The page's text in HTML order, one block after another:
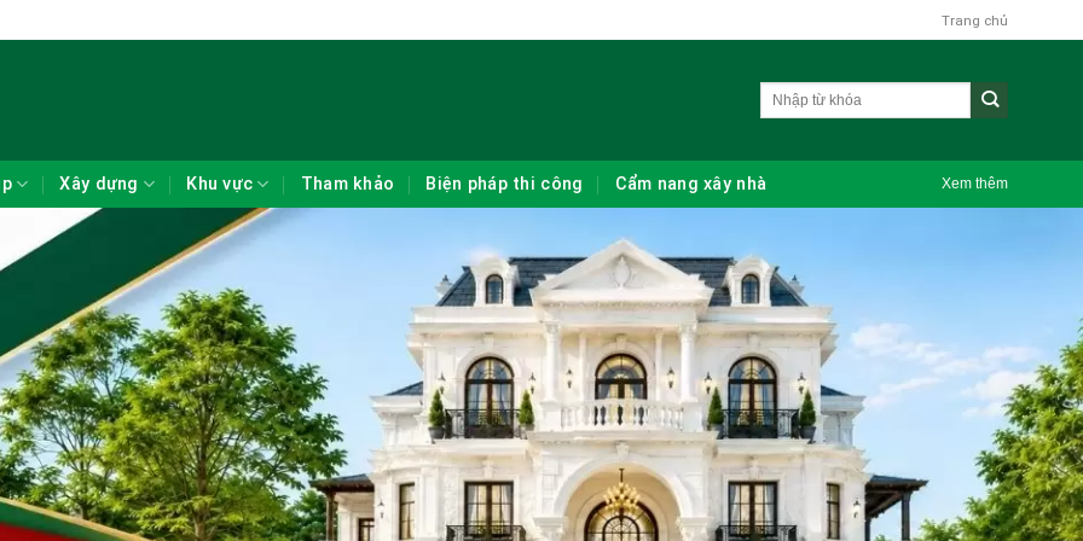
Trang chủ
Xây dựng Khu vực Tham khảo Biện pháp thi công Cẩm nang xây nhà Xem thêm